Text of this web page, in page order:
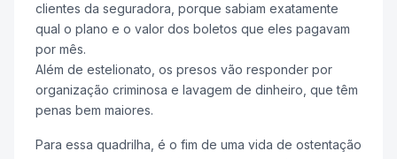
clientes da seguradora, porque sabiam exatamente
qual o plano e o valor dos boletos que eles pagavam
por mês.
Além de estelionato, os presos vão responder por
organização criminosa e lavagem de dinheiro, que têm
penas bem maiores.
Para essa quadrilha, é o fim de uma vida de ostentação